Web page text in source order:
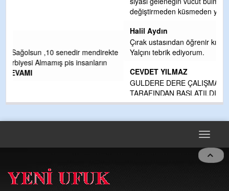
... DEVAMI
Çırak ustasından öğrenir kısmet bağlamayı... Ben İbrahim
Yalçını tebrik ediyorum.
CEVDET YILMAZ
GULDERE DERE ÇALIŞMALARI, SEKIZ YIL ÖNCE ALKAYA
TARAFINDAN BAŞLATILDI, ETRASFINDA YERLEŞİM YERI
OLMAYAN KISIMLARA DUVARLAR YAPILDI."BURADAK...
Toggle